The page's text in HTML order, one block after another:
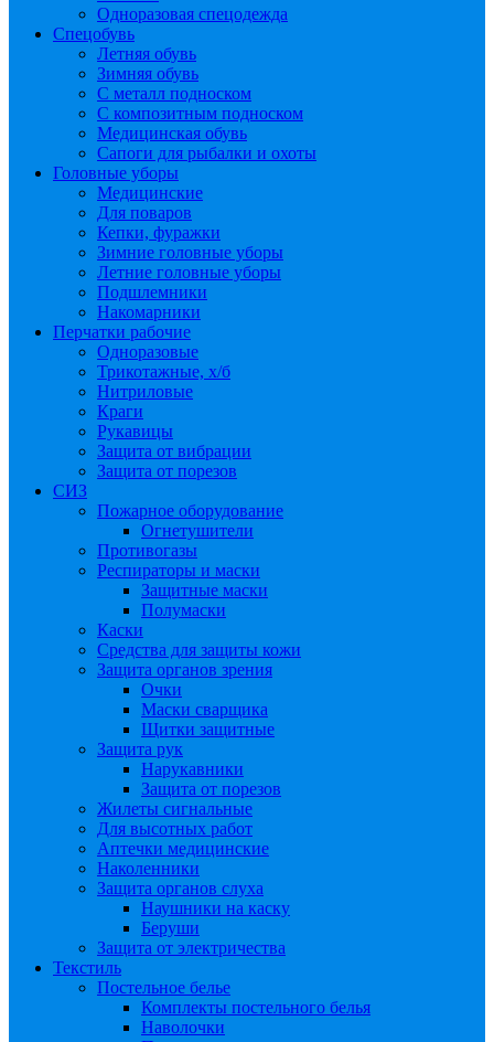
Одноразовая спецодежда
Спецобувь
Летняя обувь
Зимняя обувь
С металл подноском
С композитным подноском
Медицинская обувь
Сапоги для рыбалки и охоты
Головные уборы
Медицинские
Для поваров
Кепки, фуражки
Зимние головные уборы
Летние головные уборы
Подшлемники
Накомарники
Перчатки рабочие
Одноразовые
Трикотажные, х/б
Нитриловые
Краги
Рукавицы
Защита от вибрации
Защита от порезов
СИЗ
Пожарное оборудование
Огнетушители
Противогазы
Респираторы и маски
Защитные маски
Полумаски
Каски
Средства для защиты кожи
Защита органов зрения
Очки
Маски сварщика
Щитки защитные
Защита рук
Нарукавники
Защита от порезов
Жилеты сигнальные
Для высотных работ
Аптечки медицинские
Наколенники
Защита органов слуха
Наушники на каску
Беруши
Защита от электричества
Текстиль
Постельное белье
Комплекты постельного белья
Наволочки